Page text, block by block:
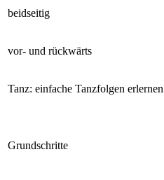
beidseitig
vor- und rückwärts
Tanz: einfache Tanzfolgen erlernen
Grundschritte